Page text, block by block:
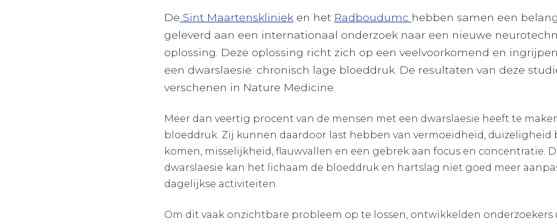
De Sint Maartenskliniek en het Radboudumc hebben samen een
geleverd aan een internationaal onderzoek naar een nieuwe
oplossing. Deze oplossing richt zich op een veelvoorkomend en
een dwarslaesie: chronisch lage bloeddruk. De resultaten van deze
verschenen in Nature Medicine.
Meer dan veertig procent van de mensen met een dwarslaesie heeft te
bloeddruk. Zij kunnen daardoor last hebben van vermoeidheid, duizeligheid
komen, misselijkheid, flauwvallen en een gebrek aan focus en concentratie.
dwarslaesie kan het lichaam de bloeddruk en hartslag niet goed meer
dagelijkse activiteiten.
Om dit vaak onzichtbare probleem op te lossen, ontwikkelden onderzoekers